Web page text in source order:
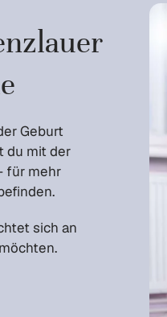
Geburt
du mit der
für mehr
sich an